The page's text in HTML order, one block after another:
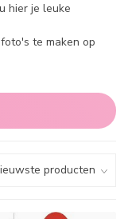
hier je leuke
te maken op